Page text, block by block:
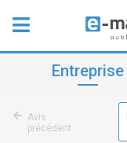
Entreprise
Avis
précédent